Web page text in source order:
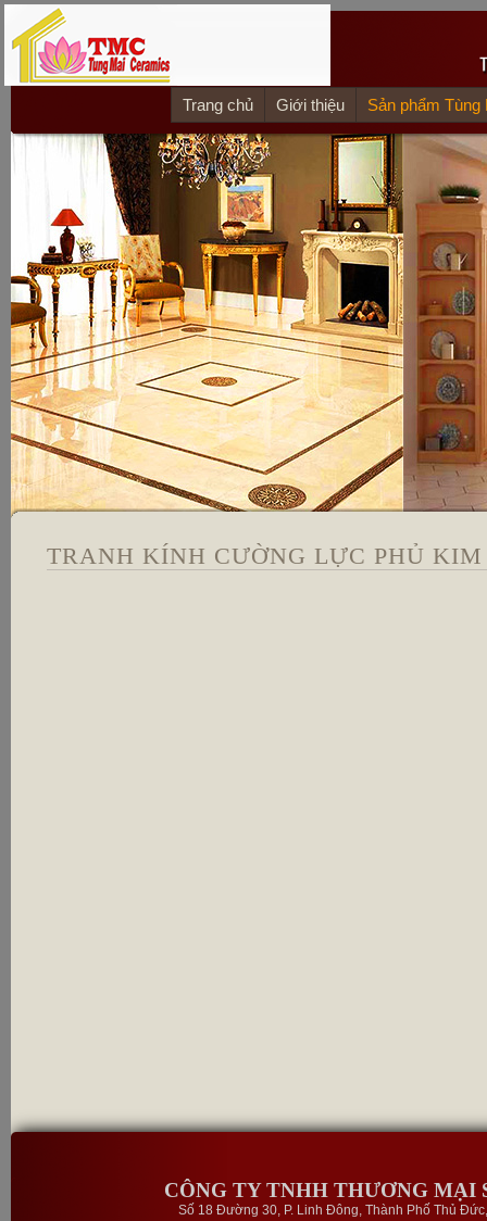
Trang chủ Giới thiệu Sản phẩm Tùng
TRANH KÍNH CƯỜNG LỰC PHỦ
CÔNG TY TNHH THƯƠNG
Số 18 Đường 30, P. Linh Đông, Thành Phố Thủ